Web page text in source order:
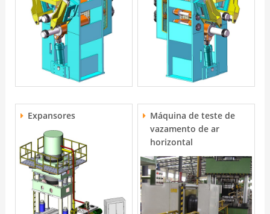
Expansores
Máquina de teste de
vazamento de ar
horizontal